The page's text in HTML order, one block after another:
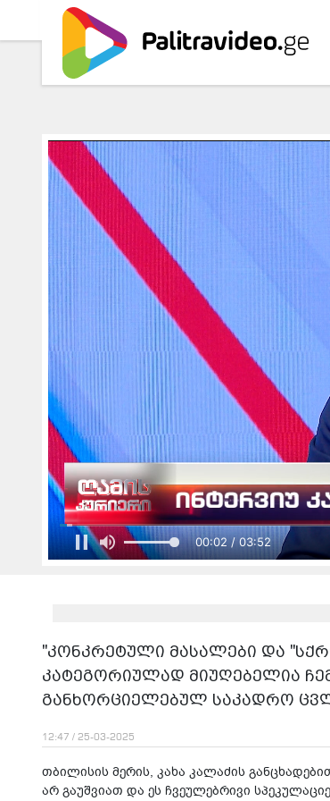
00:02 / 03:52
"კონკრეტული მასალები და
კატეგორიულად მიუღებელია
განხორციელებულ საკადრო
12:47 / 25-03-2025
თბილისის მერის, კახა კალაძის
არ გაუშვიათ და ეს ჩვეულებრივი